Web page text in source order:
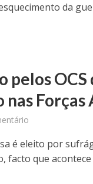
da
OCS
Forças
é eleito por
facto que